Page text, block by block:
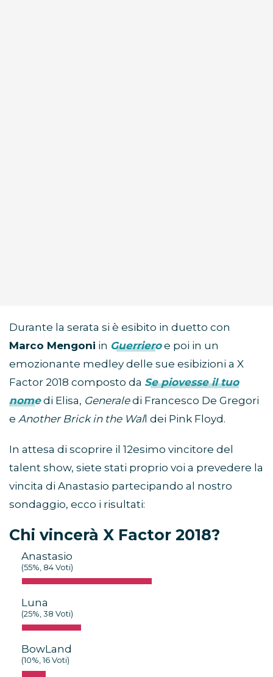
Durante la serata si è esibito in duetto con
Marco Mengoni in Guerrieroe poi in un
emozionante medley delle sue esibizioni a X
Factor 2018 composto da Se piovesse il tuo
nomedi Elisa, Generaledi Francesco De Gregori
e Another Brick in the Wall dei Pink Floyd.
In attesa di scoprire il 12esimo vincitore del
talent show, siete stati proprio voi a prevedere la
vincita di Anastasio partecipando al nostro
sondaggio, ecco i risultati:
Chi vincerà X Factor 2018?
Anastasio
(55%, 84 Voti)
Luna
(25%, 38 Voti)
BowLand
(10%, 16 Voti)